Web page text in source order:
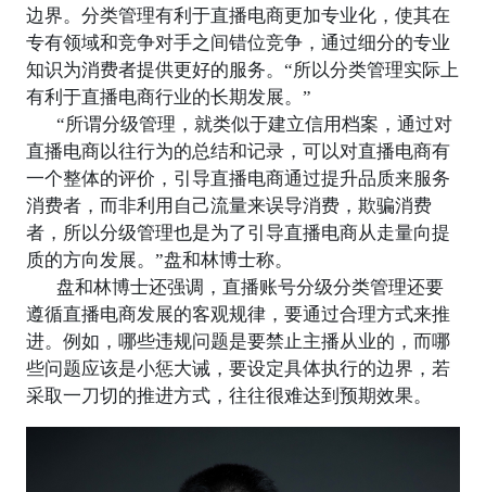
边界。分类管理有利于直播电商更加专业化，使其在
专有领域和竞争对手之间错位竞争，通过细分的专业
知识为消费者提供更好的服务。“所以分类管理实际上
有利于直播电商行业的长期发展。”
“所谓分级管理，就类似于建立信用档案，通过对
直播电商以往行为的总结和记录，可以对直播电商有
一个整体的评价，引导直播电商通过提升品质来服务
消费者，而非利用自己流量来误导消费，欺骗消费
者，所以分级管理也是为了引导直播电商从走量向提
质的方向发展。”盘和林博士称。
盘和林博士还强调，直播账号分级分类管理还要
遵循直播电商发展的客观规律，要通过合理方式来推
进。例如，哪些违规问题是要禁止主播从业的，而哪
些问题应该是小惩大诫，要设定具体执行的边界，若
采取一刀切的推进方式，往往很难达到预期效果。